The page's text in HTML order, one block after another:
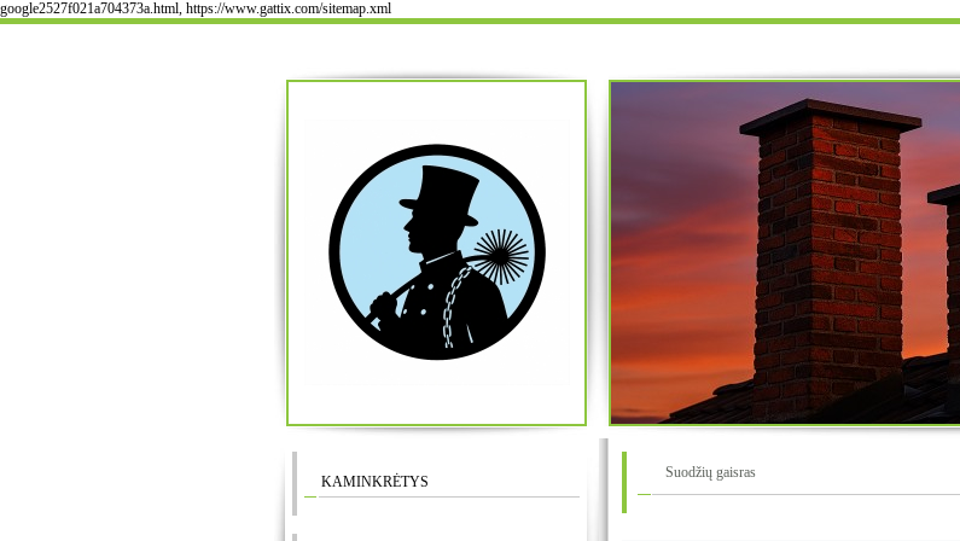
google2527f021a704373a.html, https://www.gattix.com/sitemap.xml
KAMINKRĖTYS
Suodžių gaisras